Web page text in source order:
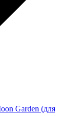
Garden (для